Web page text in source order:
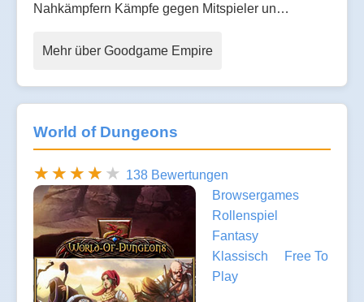
Nahkämpfern Kämpfe gegen Mitspieler un…
Mehr über Goodgame Empire
World of Dungeons
138 Bewertungen
Browsergames
Rollenspiel
Fantasy
Klassisch
Free To
Play